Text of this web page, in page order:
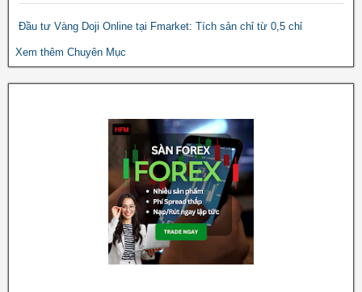
Đầu tư Vàng Doji Online tại Fmarket: Tích sản chỉ từ 0,5 chỉ
Xem thêm Chuyên Mục